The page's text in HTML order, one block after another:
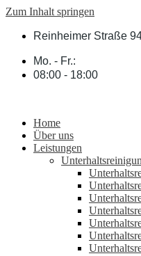
Zum Inhalt springen
Reinheimer Straße
Mo. - Fr.:
08:00 - 18:00
Home
Über uns
Leistungen